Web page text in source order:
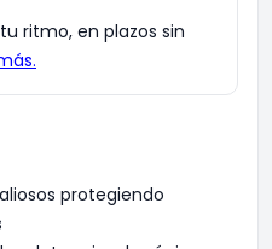
protegiendo